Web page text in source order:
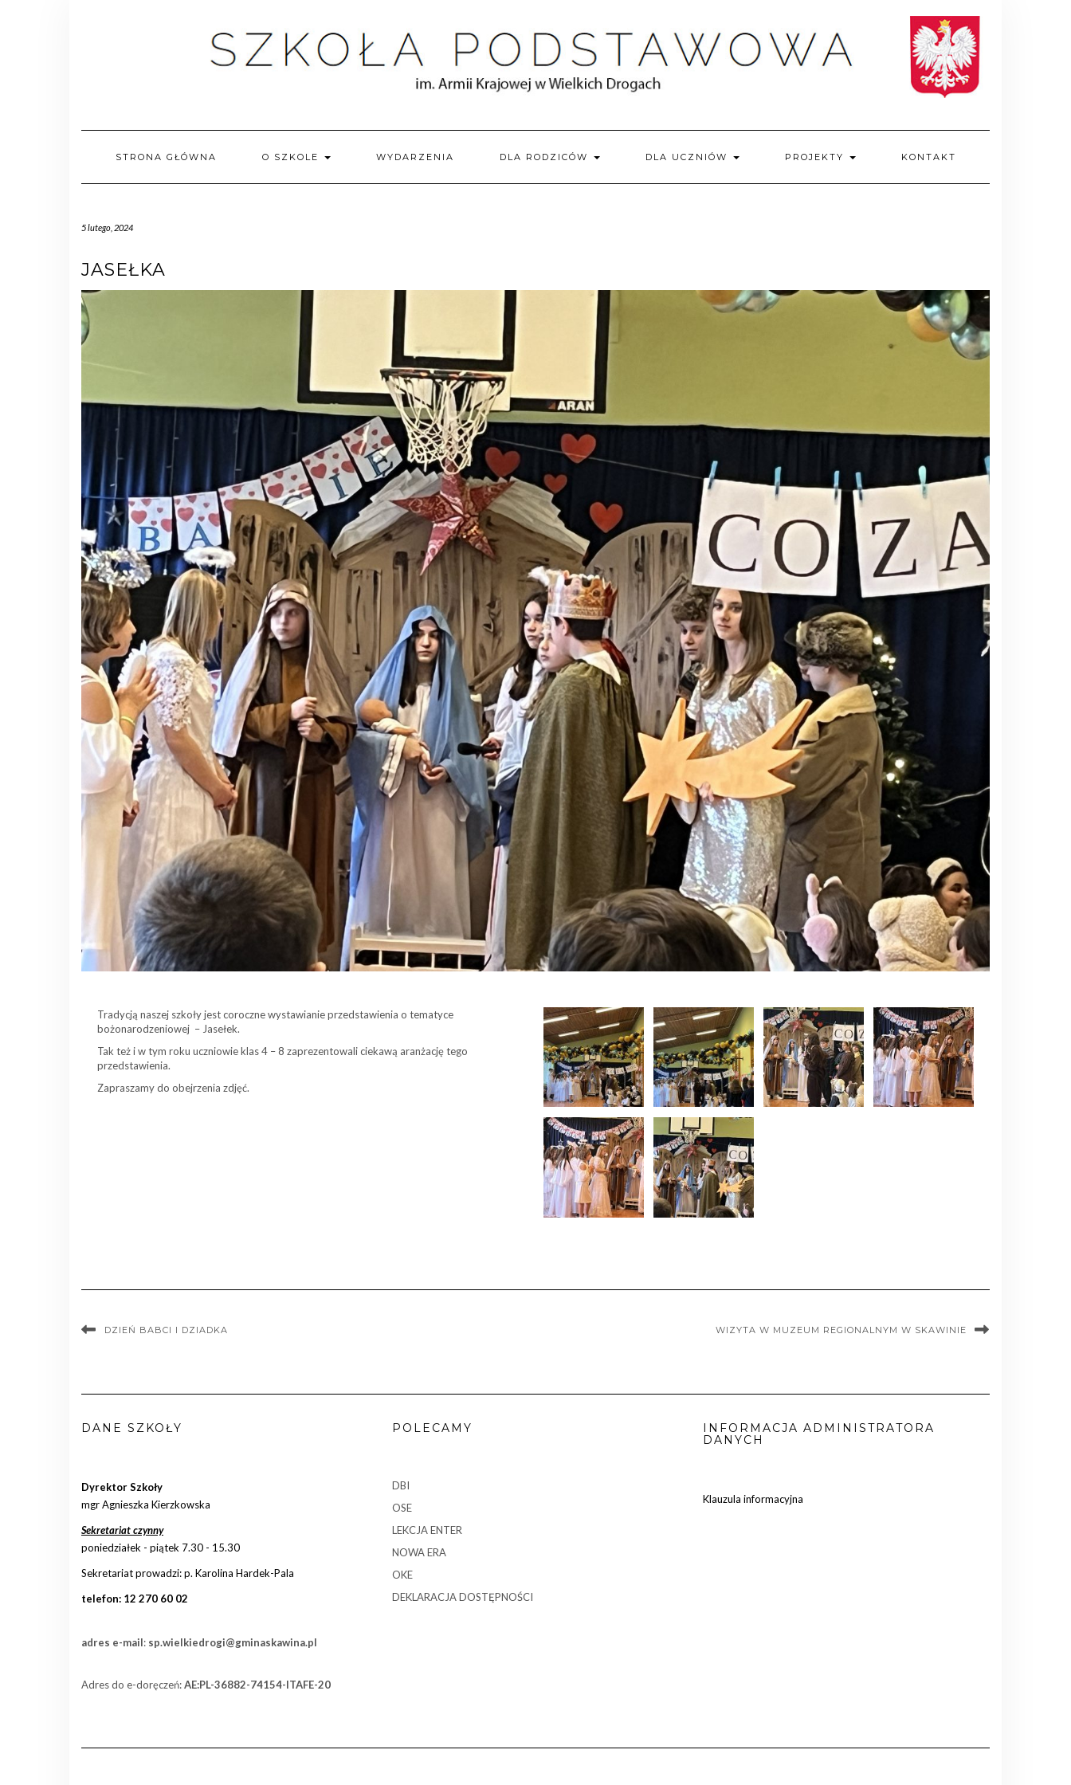
STRONA GŁÓWNA O SZKOLE WYDARZENIA DLA RODZICÓW DLA UCZNIÓW PROJEKTY KONTAKT
5 lutego, 2024
JASEŁKA
Tradycją naszej szkoły jest coroczne wystawianie przedstawienia o tematyce
bożonarodzeniowej – Jasełek.
Tak też i w tym roku uczniowie klas 4 – 8 zaprezentowali ciekawą aranżację tego
przedstawienia.
Zapraszamy do obejrzenia zdjęć.
DZIEŃ BABCI I DZIADKA WIZYTA W MUZEUM REGIONALNYM W SKAWINIE
DANE SZKOŁY
Dyrektor Szkoły
mgr Agnieszka Kierzkowska
Sekretariat czynny
poniedziałek - piątek 7.30 - 15.30
Sekretariat prowadzi: p. Karolina Hardek-Pala
telefon: 12 270 60 02
adres e-mail: sp.wielkiedrogi@gminaskawina.pl
Adres do e-doręczeń:AE:PL-36882-74154-ITAFE-20
POLECAMY
DBI
OSE
LEKCJA ENTER
NOWA ERA
OKE
DEKLARACJA DOSTĘPNOŚCI
INFORMACJA ADMINISTRATORA
DANYCH
Klauzula informacyjna